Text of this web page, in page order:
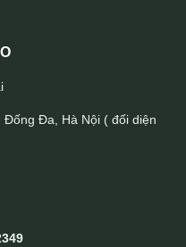
Đống Đa, Hà Nội ( đối diện